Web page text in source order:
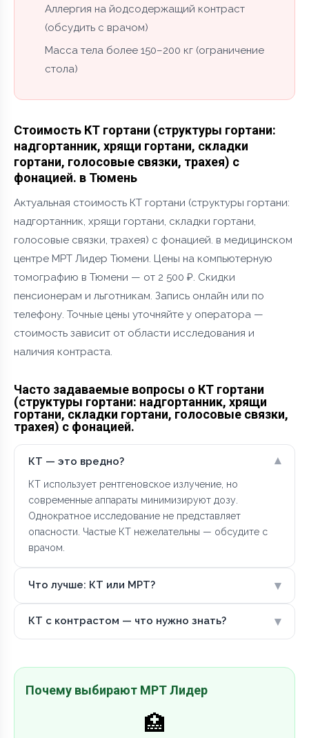
Аллергия на йодсодержащий контраст
(обсудить с врачом)
Масса тела более 150–200 кг (ограничение
стола)
Стоимость КТ гортани (структуры гортани:
надгортанник, хрящи гортани, складки
гортани, голосовые связки, трахея) с
фонацией. в Тюмень
Актуальная стоимость КТ гортани (структуры гортани:
надгортанник, хрящи гортани, складки гортани,
голосовые связки, трахея) с фонацией. в медицинском
центре МРТ Лидер Тюмени. Цены на компьютерную
томографию в Тюмени — от 2 500 ₽. Скидки
пенсионерам и льготникам. Запись онлайн или по
телефону. Точные цены уточняйте у оператора —
стоимость зависит от области исследования и
наличия контраста.
Часто задаваемые вопросы о КТ гортани
(структуры гортани: надгортанник, хрящи
гортани, складки гортани, голосовые связки,
трахея) с фонацией.
КТ — это вредно? ▾
КТ использует рентгеновское излучение, но
современные аппараты минимизируют дозу.
Однократное исследование не представляет
опасности. Частые КТ нежелательны — обсудите с
врачом.
Что лучше: КТ или МРТ? ▾
КТ с контрастом — что нужно знать? ▾
Почему выбирают МРТ Лидер
🏥